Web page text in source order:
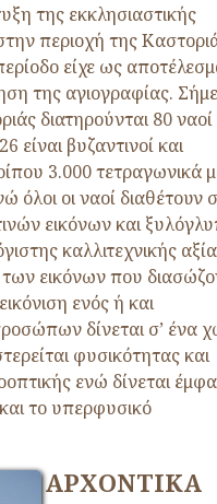
της εκκλησιαστικής
περιοχή της
είχε ως
της αγιογραφίας.
διατηρούνται 80
είναι βυζαντινοί και
3.000 τετραγωνικά
όλοι οι ναοί διαθέτουν
εικόνων και
καλλιτεχνικής
εικόνων που
ενός ή και
δίνεται σ’ ένα
φυσικότητας και
ενώ δίνεται
το υπερφυσικό
ΑΡΧΟΝΤΙΚΑ